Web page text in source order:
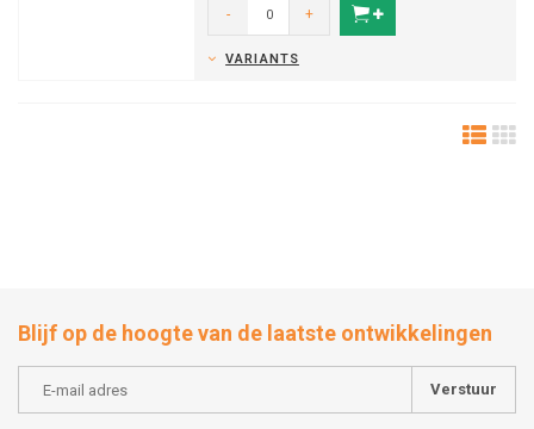
- +
VARIANTS
Blijf op de hoogte van de laatste ontwikkelingen
Verstuur